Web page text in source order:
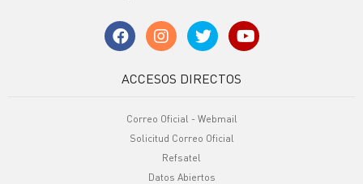
ACCESOS DIRECTOS
Correo Oficial - Webmail
Solicitud Correo Oficial
Refsatel
Datos Abiertos